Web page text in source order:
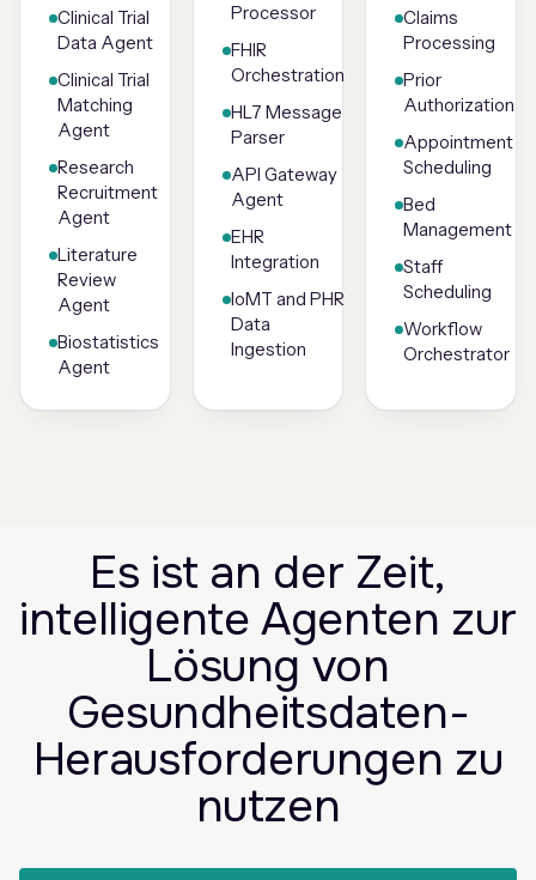
Clinical Trial
Data Agent
Clinical Trial
Matching
Agent
Research
Recruitment
Agent
Literature
Review
Agent
Biostatistics
Agent
Processor
FHIR
Orchestration
HL7 Message
Parser
API Gateway
Agent
EHR
Integration
IoMT and PHR
Data
Ingestion
Claims
Processing
Prior
Authorization
Appointment
Scheduling
Bed
Management
Staff
Scheduling
Workflow
Orchestrator
Es ist an der Zeit,
intelligente Agenten zur
Lösung von
Gesundheitsdaten-
Herausforderungen zu
nutzen